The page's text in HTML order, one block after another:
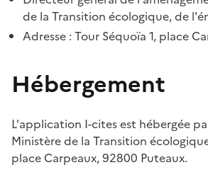
de la Transition écologique, de
Adresse : Tour Séquoïa 1, place
Hébergement
L'application I-cites est hébergée
Ministère de la Transition
place Carpeaux, 92800 Puteaux.